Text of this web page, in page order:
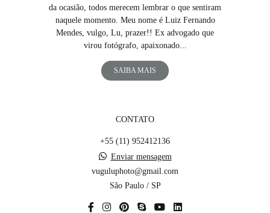
da ocasião, todos merecem lembrar o que sentiram
naquele momento. Meu nome é Luiz Fernando
Mendes, vulgo, Lu, prazer!! Ex advogado que
virou fotógrafo, apaixonado...
SAIBA MAIS
CONTATO
+55 (11) 952412136
Enviar mensagem
vuguluphoto@gmail.com
São Paulo / SP